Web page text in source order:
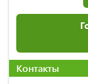
Контакты